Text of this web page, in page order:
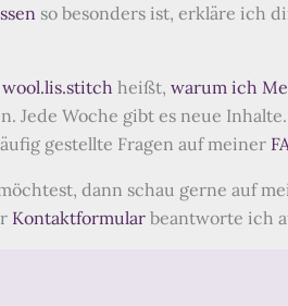
so besonders ist, erkläre ich
wool.lis.stitch heißt, warum ich
Jede Woche gibt es neue
gestellte Fragen auf meiner
dann schau gerne auf
Kontaktformularbeantworte ich